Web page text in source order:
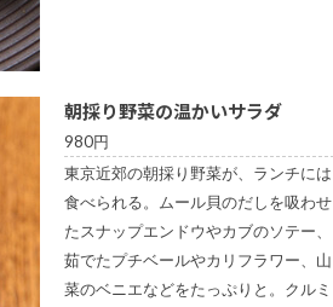
朝採り野菜の温かいサラダ
980円
東京近郊の朝採り野菜が、ランチには
食べられる。ムール貝のだしを吸わせ
たスナップエンドウやカブのソテー、
茹でたプチベールやカリフラワー、山
菜のベニエなどをたっぷりと。クルミ